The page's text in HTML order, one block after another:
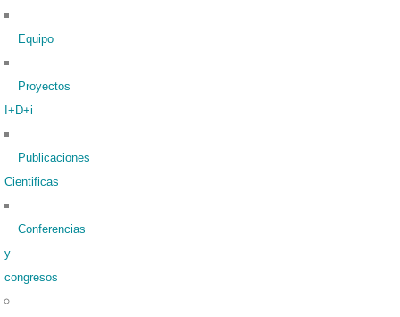
Equipo
Proyectos
I+D+i
Publicaciones
Cientificas
Conferencias
y
congresos